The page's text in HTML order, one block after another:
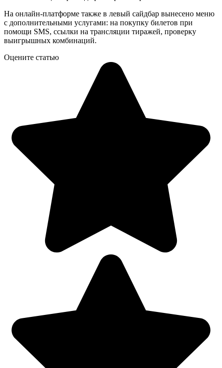
На онлайн-платформе также в левый сайдбар вынесено меню
с дополнительными услугами: на покупку билетов при
помощи SMS, ссылки на трансляции тиражей, проверку
выигрышных комбинаций.
Оцените статью